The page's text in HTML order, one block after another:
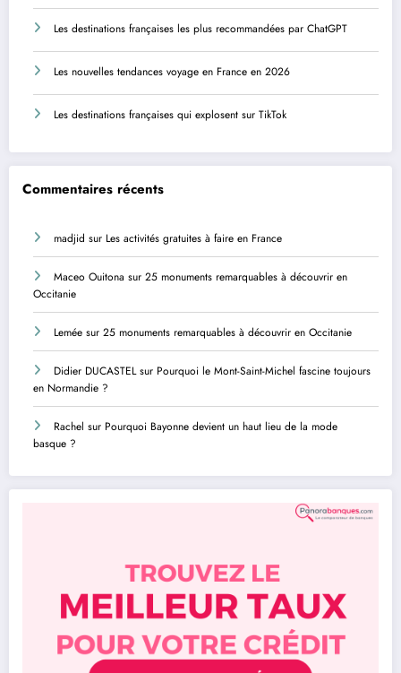
Les destinations françaises les plus recommandées par ChatGPT
Les nouvelles tendances voyage en France en 2026
Les destinations françaises qui explosent sur TikTok
Commentaires récents
madjid sur Les activités gratuites à faire en France
Maceo Ouitona sur 25 monuments remarquables à découvrir en
Occitanie
Lemée sur 25 monuments remarquables à découvrir en Occitanie
Didier DUCASTELsur Pourquoi le Mont-Saint-Michel fascine toujours
en Normandie ?
Rachel sur Pourquoi Bayonne devient un haut lieu de la mode
basque ?